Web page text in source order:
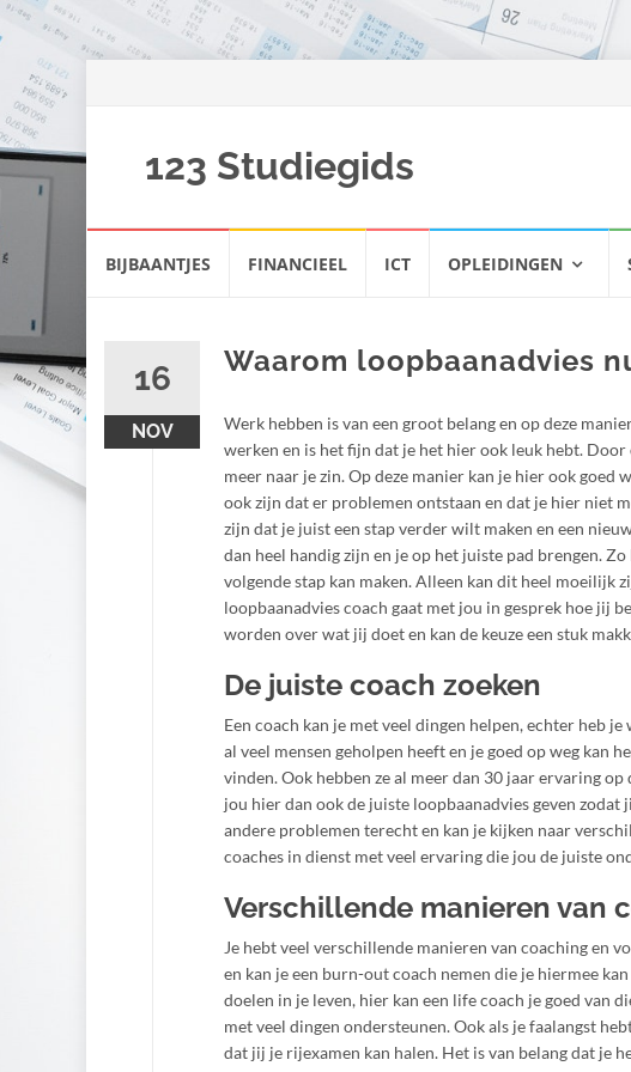
123 Studiegids
naarBIJBAANTJES FINANCIEEL ICT OPLEIDINGEN
16
NOV
Waarom loopbaanadvies
Werk hebben is van een groot belang en op deze
werken en is het fijn dat je het hier ook leuk hebt.
meer naar je zin. Op deze manier kan je hier ook goed
ook zijn dat er problemen ontstaan en dat je hier niet
zijn dat je juist een stap verder wilt maken en een
dan heel handig zijn en je op het juiste pad brengen. Zo
volgende stap kan maken. Alleen kan dit heel moeilijk
loopbaanadvies coach gaat met jou in gesprek hoe jij
worden over wat jij doet en kan de keuze een stuk
De juiste coach zoeken
Een coach kan je met veel dingen helpen, echter heb
al veel mensen geholpen heeft en je goed op weg kan
vinden. Ook hebben ze al meer dan 30 jaar ervaring
jou hier dan ook de juiste loopbaanadvies geven
andere problemen terecht en kan je kijken naar
coaches in dienst met veel ervaring die jou de juiste
Verschillende manieren van
Je hebt veel verschillende manieren van coaching en
en kan je een burn-out coach nemen die je hiermee
doelen in je leven, hier kan een life coach je goed van
met veel dingen ondersteunen. Ook als je faalangst
dat jij je rijexamen kan halen. Het is van belang dat je